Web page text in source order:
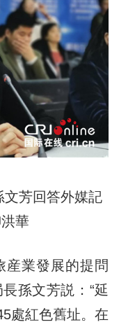
文芳回答外媒記
華
業發展的提問
孫文芳説：“延
處紅色舊址。在